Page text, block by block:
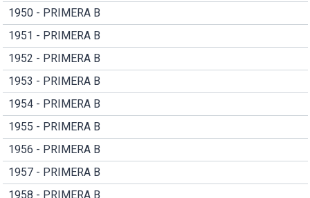
1950 - PRIMERA B
1951 - PRIMERA B
1952 - PRIMERA B
1953 - PRIMERA B
1954 - PRIMERA B
1955 - PRIMERA B
1956 - PRIMERA B
1957 - PRIMERA B
1958 - PRIMERA B